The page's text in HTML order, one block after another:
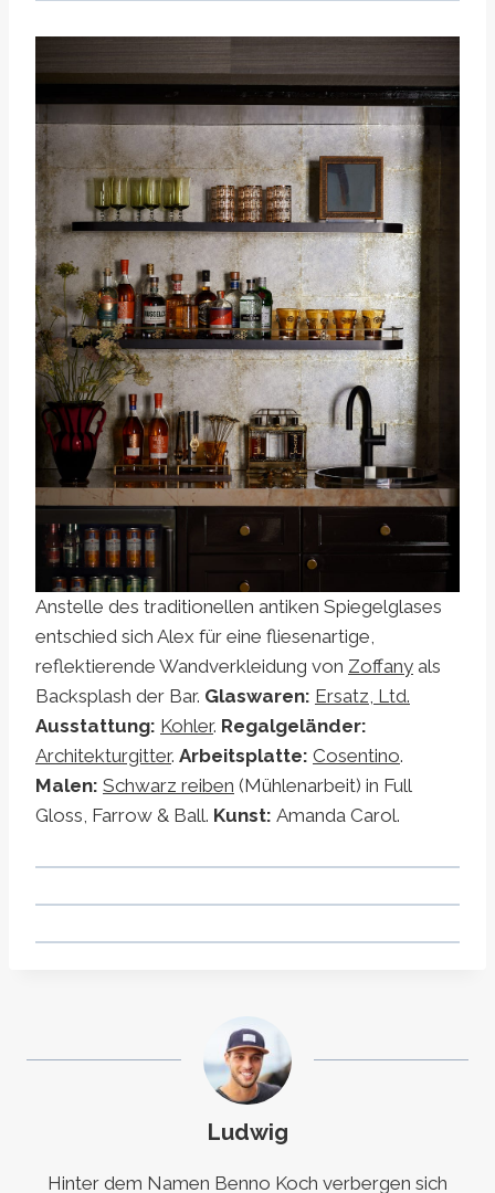
Anstelle des traditionellen antiken Spiegelglases
entschied sich Alex für eine fliesenartige,
reflektierende Wandverkleidung von Zoffany als
Backsplash der Bar. Glaswaren: Ersatz, Ltd.
Ausstattung: Kohler. Regalgeländer:
Architekturgitter. Arbeitsplatte: Cosentino.
Malen: Schwarz reiben (Mühlenarbeit) in Full
Gloss, Farrow & Ball. Kunst: Amanda Carol.
Ludwig
Hinter dem Namen Benno Koch verbergen sich